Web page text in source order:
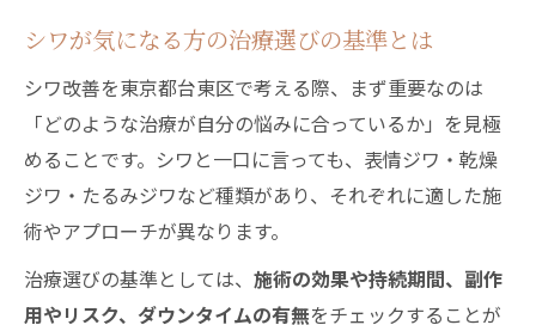
シワが気になる方の治療選びの基準とは
シワ改善を東京都台東区で考える際、まず重要なのは
「どのような治療が自分の悩みに合っているか」を見極
めることです。シワと一口に言っても、表情ジワ・乾燥
ジワ・たるみジワなど種類があり、それぞれに適した施
術やアプローチが異なります。
治療選びの基準としては、 施術の効果や持続期間、副作
用やリスク、ダウンタイムの有無をチェックすることが